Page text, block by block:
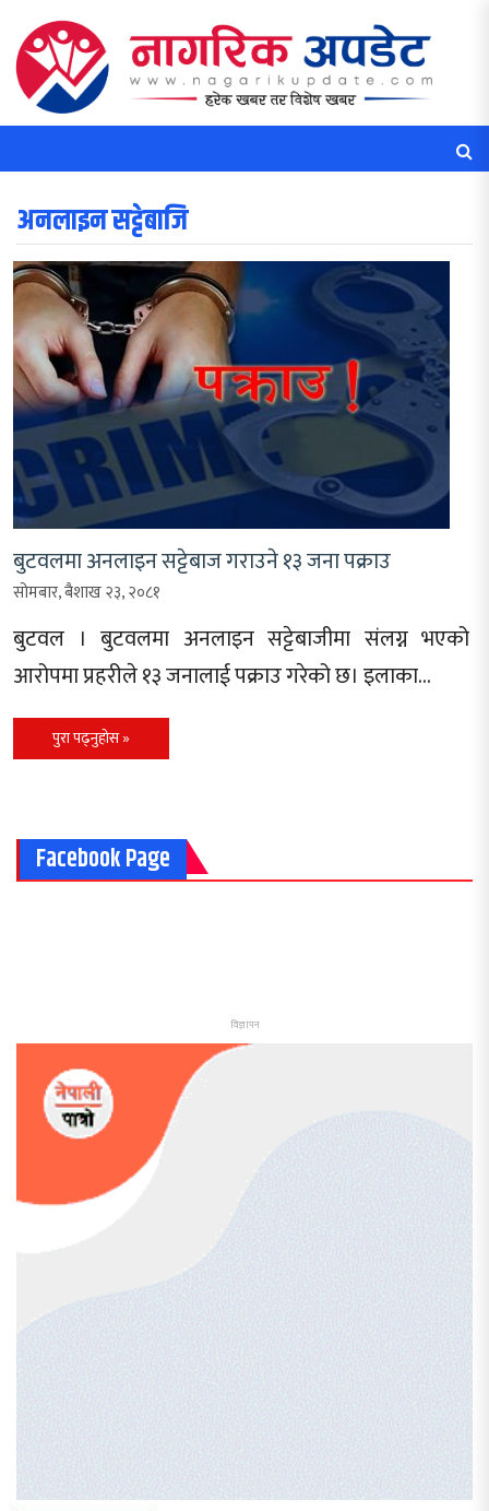
अनलाइन सट्टेबाजि
बुटवलमा अनलाइन सट्टेबाज गराउने १३ जना पक्राउ
सोमबार, बैशाख २३, २०८१
बुटवल । बुटवलमा अनलाइन सट्टेबाजीमा संलग्न भएको
आरोपमा प्रहरीले १३ जनालाई पक्राउ गरेको छ। इलाका…
पुरा पढ्नुहोस »
Facebook Page
विज्ञापन